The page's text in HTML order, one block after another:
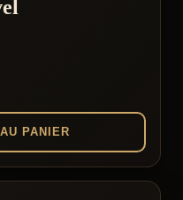
PANIER